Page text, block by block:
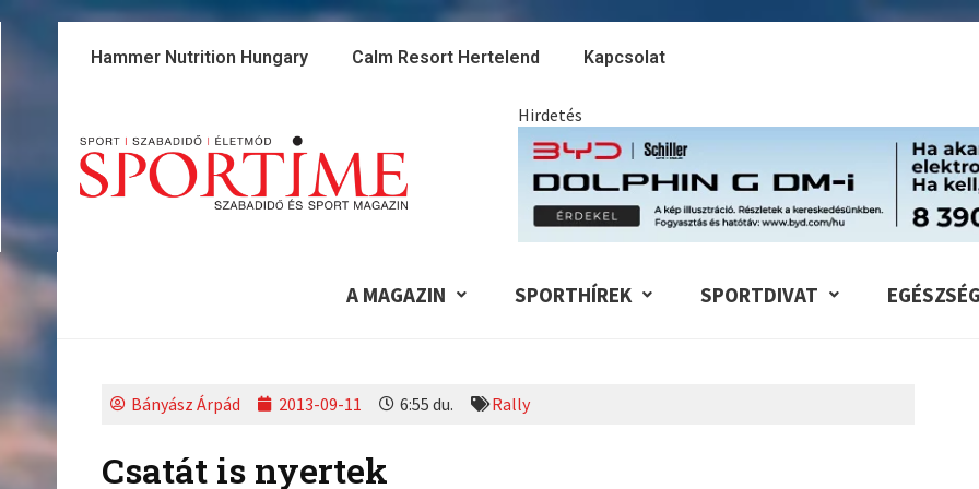
Hammer Nutrition Hungary Calm Resort Hertelend Kapcsolat
Hirdetés
A MAGAZIN SPORTHÍREK SPORTDIVAT EGÉSZSÉG
Bányász Árpád 2013-09-11 6:55 du. Rally
Csatát is nyertek